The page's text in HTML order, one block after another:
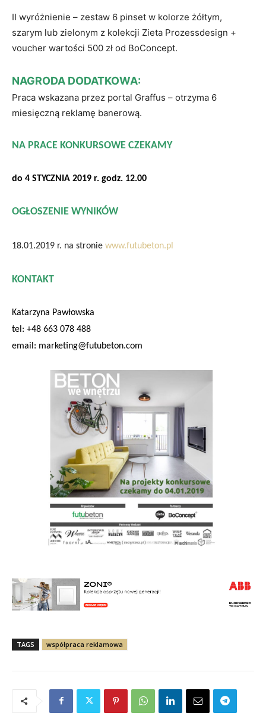
II wyróżnienie – zestaw 6 pinset w kolorze żółtym,
szarym lub zielonym z kolekcji Zieta Prozessdesign +
voucher wartości 500 zł od BoConcept.
NAGRODA DODATKOWA:
Praca wskazana przez portal Graffus – otrzyma 6
miesięczną reklamę banerową.
NA PRACE KONKURSOWE CZEKAMY
do 4 STYCZNIA 2019 r. godz. 12.00
OGŁOSZENIE WYNIKÓW
18.01.2019 r. na stronie www.futubeton.pl
KONTAKT
Katarzyna Pawłowska
tel: +48 663 078 488
email: marketing@futubeton.com
TAGS współpraca reklamowa